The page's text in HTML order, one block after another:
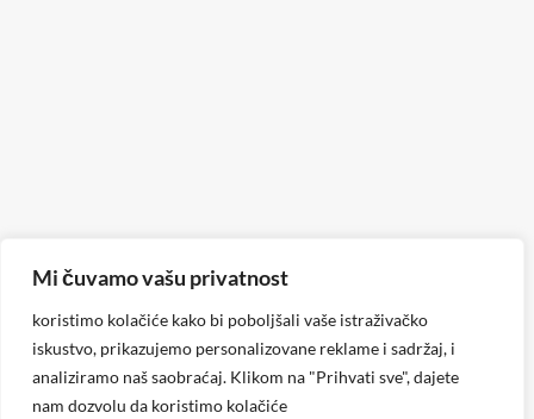
Mi čuvamo vašu privatnost
koristimo kolačiće kako bi poboljšali vaše istraživačko
iskustvo, prikazujemo personalizovane reklame i sadržaj, i
analiziramo naš saobraćaj. Klikom na "Prihvati sve", dajete
nam dozvolu da koristimo kolačiće